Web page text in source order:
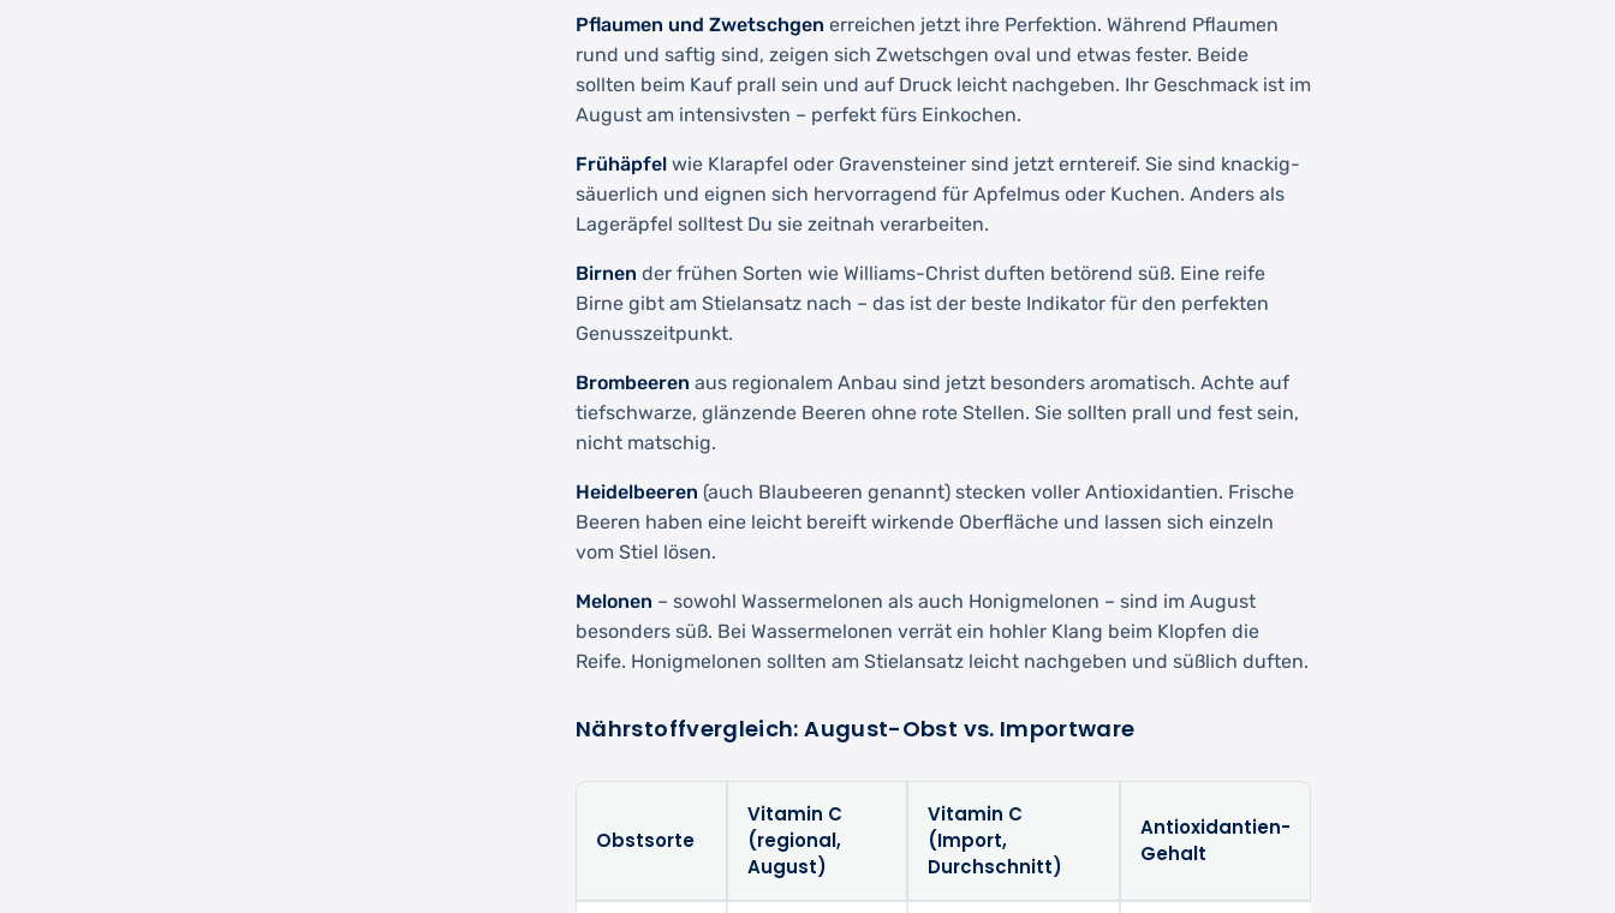
Pflaumen und Zwetschgen erreichen jetzt ihre Perfektion. Während Pflaumen
rund und saftig sind, zeigen sich Zwetschgen oval und etwas fester. Beide
sollten beim Kauf prall sein und auf Druck leicht nachgeben. Ihr Geschmack ist im
August am intensivsten – perfekt fürs Einkochen.
Frühäpfel wie Klarapfel oder Gravensteiner sind jetzt erntereif. Sie sind knackig-
säuerlich und eignen sich hervorragend für Apfelmus oder Kuchen. Anders als
Lageräpfel solltest Du sie zeitnah verarbeiten.
Birnen der frühen Sorten wie Williams-Christ duften betörend süß. Eine reife
Birne gibt am Stielansatz nach – das ist der beste Indikator für den perfekten
Genusszeitpunkt.
Brombeeren aus regionalem Anbau sind jetzt besonders aromatisch. Achte auf
tiefschwarze, glänzende Beeren ohne rote Stellen. Sie sollten prall und fest sein,
nicht matschig.
Heidelbeeren (auch Blaubeeren genannt) stecken voller Antioxidantien. Frische
Beeren haben eine leicht bereift wirkende Oberfläche und lassen sich einzeln
vom Stiel lösen.
Melonen – sowohl Wassermelonen als auch Honigmelonen – sind im August
besonders süß. Bei Wassermelonen verrät ein hohler Klang beim Klopfen die
Reife. Honigmelonen sollten am Stielansatz leicht nachgeben und süßlich duften.
Nährstoffvergleich: August-Obst vs. Importware
Obstsorte
Vitamin C
(regional,
August)
Vitamin C
(Import,
Durchschnitt)
Antioxidantien-
Gehalt